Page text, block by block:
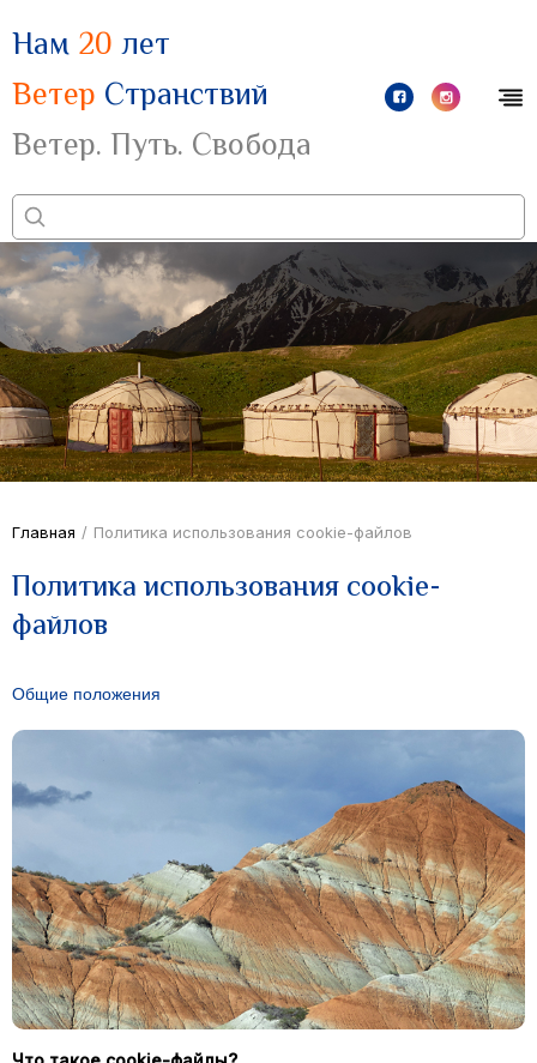
Нам 20 лет
Ветер Странствий
Ветер. Путь. Свобода
Главная / Политика использования cookie-файлов
Политика использования cookie-
файлов
Общие положения